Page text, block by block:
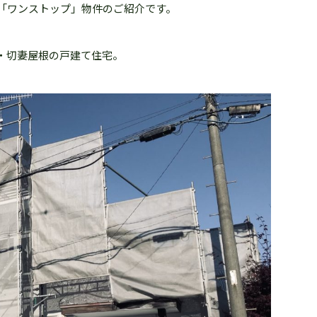
ンストップ」物件のご紹介です。
妻屋根の戸建て住宅。